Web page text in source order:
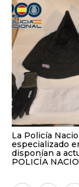
La Policía
especializado
disponían a
POLICÍA
Facebook